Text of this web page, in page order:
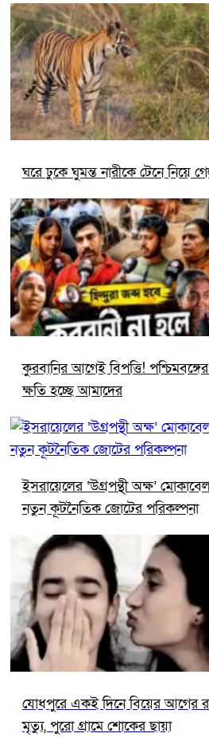
ঘরে ঢুকে ঘুমন্ত নারীকে টেনে নিয়ে
কুরবানির আগেই বিপত্তি!
ক্ষতি হচ্ছে আমাদের
ইসরায়েলের ‘উগ্রপন্থী অক্ষ’
নতুন কূটনৈতিক জোটের পরিকল্পনা
যোধপুরে একই দিনে বিয়ের আগের
মৃত্যু, পুরো গ্রামে শোকের ছায়া